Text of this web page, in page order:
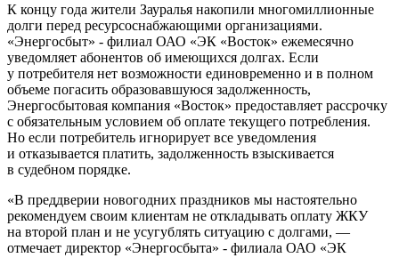
К концу года жители Зауралья накопили многомиллионные
долги перед ресурсоснабжающими организациями.
«Энергосбыт» - филиал ОАО «ЭК «Восток» ежемесячно
уведомляет абонентов об имеющихся долгах. Если
у потребителя нет возможности единовременно и в полном
объеме погасить образовавшуюся задолженность,
Энергосбытовая компания «Восток» предоставляет рассрочку
с обязательным условием об оплате текущего потребления.
Но если потребитель игнорирует все уведомления
и отказывается платить, задолженность взыскивается
в судебном порядке.
«В преддверии новогодних праздников мы настоятельно
рекомендуем своим клиентам не откладывать оплату ЖКУ
на второй план и не усугублять ситуацию с долгами, —
отмечает директор «Энергосбыта» - филиала ОАО «ЭК